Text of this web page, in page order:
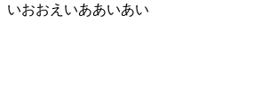
いおおえいああいあい